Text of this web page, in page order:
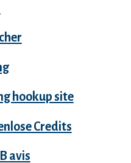
hookup site
Credits
avis